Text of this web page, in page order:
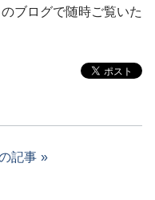
ブログで随時ご覧いた
記事